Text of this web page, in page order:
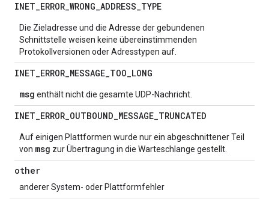
INET_ERROR_WRONG_ADDRESS_TYPE
Die Zieladresse und die Adresse der gebundenen
Schnittstelle weisen keine übereinstimmenden
Protokollversionen oder Adresstypen auf.
INET_ERROR_MESSAGE_TOO_LONG
msg enthält nicht die gesamte UDP-Nachricht.
INET_ERROR_OUTBOUND_MESSAGE_TRUNCATED
Auf einigen Plattformen wurde nur ein abgeschnittener Teil
von msg zur Übertragung in die Warteschlange gestellt.
other
anderer System- oder Plattformfehler